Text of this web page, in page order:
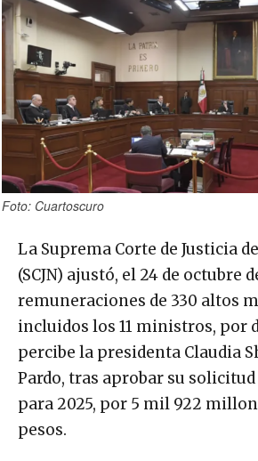
Foto: Cuartoscuro
La Suprema Corte de Justicia
(SCJN) ajustó, el 24 de octubre
remuneraciones de 330 altos
incluidos los 11 ministros, por
percibe la presidenta Claudia
Pardo, tras aprobar su
para 2025, por 5 mil 922
pesos.